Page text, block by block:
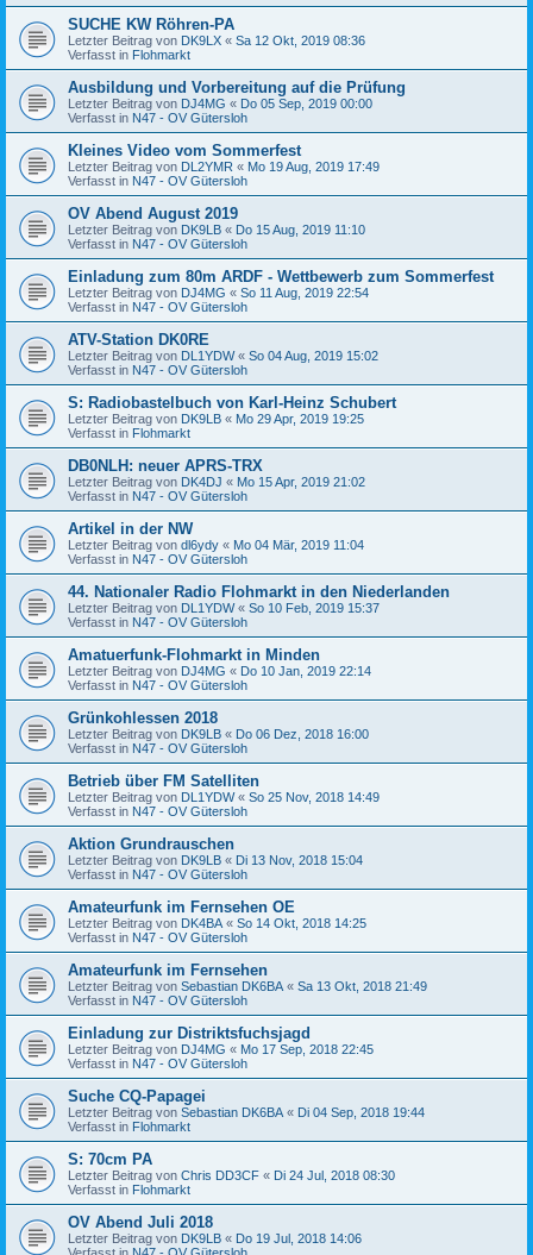
SUCHE KW Röhren-PA
Letzter Beitrag von DK9LX « Sa 12 Okt, 2019 08:36
Verfasst in Flohmarkt
Ausbildung und Vorbereitung auf die Prüfung
Letzter Beitrag von DJ4MG « Do 05 Sep, 2019 00:00
Verfasst in N47 - OV Gütersloh
Kleines Video vom Sommerfest
Letzter Beitrag von DL2YMR « Mo 19 Aug, 2019 17:49
Verfasst in N47 - OV Gütersloh
OV Abend August 2019
Letzter Beitrag von DK9LB « Do 15 Aug, 2019 11:10
Verfasst in N47 - OV Gütersloh
Einladung zum 80m ARDF - Wettbewerb zum Sommerfest
Letzter Beitrag von DJ4MG « So 11 Aug, 2019 22:54
Verfasst in N47 - OV Gütersloh
ATV-Station DK0RE
Letzter Beitrag von DL1YDW« So 04 Aug, 2019 15:02
Verfasst in N47 - OV Gütersloh
S: Radiobastelbuch von Karl-Heinz Schubert
Letzter Beitrag von DK9LB « Mo 29 Apr, 2019 19:25
Verfasst in Flohmarkt
DB0NLH: neuer APRS-TRX
Letzter Beitrag von DK4DJ « Mo 15 Apr, 2019 21:02
Verfasst in N47 - OV Gütersloh
Artikel in der NW
Letzter Beitrag von dl6ydy « Mo 04 Mär, 2019 11:04
Verfasst in N47 - OV Gütersloh
44. Nationaler Radio Flohmarkt in den Niederlanden
Letzter Beitrag von DL1YDW« So 10 Feb, 2019 15:37
Verfasst in N47 - OV Gütersloh
Amatuerfunk-Flohmarkt in Minden
Letzter Beitrag von DJ4MG « Do 10 Jan, 2019 22:14
Verfasst in N47 - OV Gütersloh
Grünkohlessen 2018
Letzter Beitrag von DK9LB « Do 06 Dez, 2018 16:00
Verfasst in N47 - OV Gütersloh
Betrieb über FM Satelliten
Letzter Beitrag von DL1YDW« So 25 Nov, 2018 14:49
Verfasst in N47 - OV Gütersloh
Aktion Grundrauschen
Letzter Beitrag von DK9LB « Di 13 Nov, 2018 15:04
Verfasst in N47 - OV Gütersloh
Amateurfunk im Fernsehen OE
Letzter Beitrag von DK4BA « So 14 Okt, 2018 14:25
Verfasst in N47 - OV Gütersloh
Amateurfunk im Fernsehen
Letzter Beitrag von Sebastian DK6BA « Sa 13 Okt, 2018 21:49
Verfasst in N47 - OV Gütersloh
Einladung zur Distriktsfuchsjagd
Letzter Beitrag von DJ4MG « Mo 17 Sep, 2018 22:45
Verfasst in N47 - OV Gütersloh
Suche CQ-Papagei
Letzter Beitrag von Sebastian DK6BA « Di 04 Sep, 2018 19:44
Verfasst in Flohmarkt
S: 70cm PA
Letzter Beitrag von Chris DD3CF « Di 24 Jul, 2018 08:30
Verfasst in Flohmarkt
OV Abend Juli 2018
Letzter Beitrag von DK9LB « Do 19 Jul, 2018 14:06
Verfasst in N47 - OV Gütersloh